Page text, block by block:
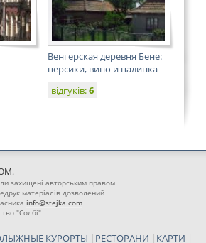
Венгерская деревня Бене:
персики, вино и палинка
відгуків:6
захищені авторським правом
матеріалів дозволений
info@stejka.com
"Солбі"
КУРОРТЫ | РЕСТОРАНИ | КАРТИ |